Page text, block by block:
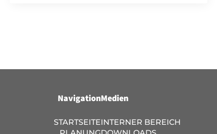
Navigation
STARTSEITE
Medien
INTERNER BEREICH